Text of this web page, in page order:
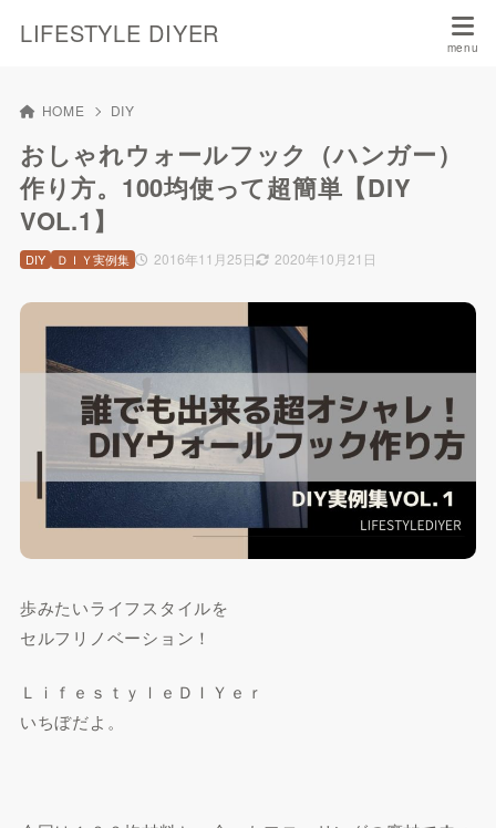
LIFESTYLE DIYER
HOME DIY
おしゃれウォールフック（ハンガー）
作り方。100均使って超簡単【DIY
VOL.1】
2016年11月25日 2020年10月21日
DIY ＤＩＹ実例集
歩みたいライフスタイルを
セルフリノベーション！
ＬｉｆｅｓｔｙｌｅＤＩＹｅｒ
いちぼだよ。